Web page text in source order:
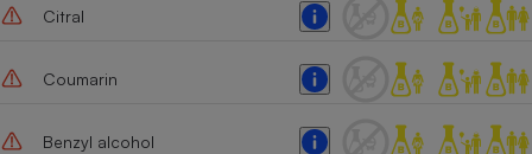
Citral
Coumarin
Benzyl alcohol